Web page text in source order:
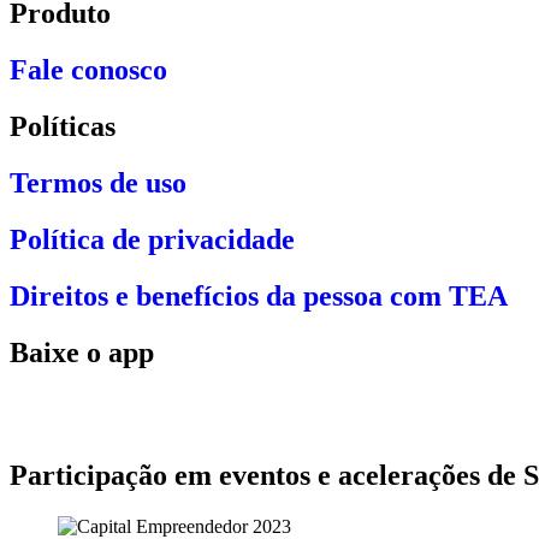
Produto
Fale conosco
Políticas
Termos de uso
Política de privacidade
Direitos e benefícios da pessoa com TEA
Baixe o app
Participação em eventos e acelerações de